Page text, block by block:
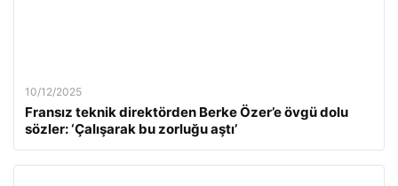
10/12/2025
Fransız teknik direktörden Berke Özer’e övgü dolu
sözler: ‘Çalışarak bu zorluğu aştı’